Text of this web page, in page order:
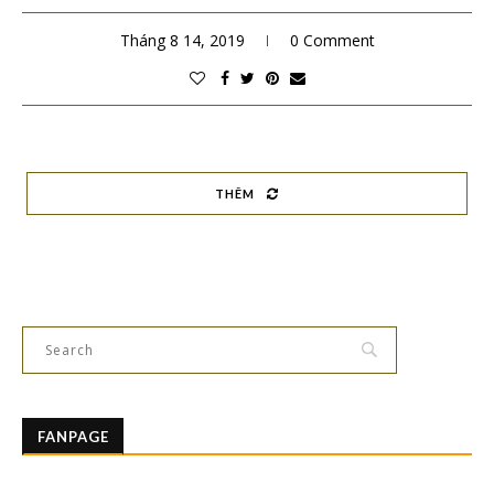
Tháng 8 14, 2019 0 Comment
THÊM
FANPAGE